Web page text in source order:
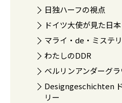
日独ハーフの視点
ドイツ大使が見た日本
マライ・de・ミステリ
わたしのDDR
ベルリンアンダーグ
Designgeschichten
リー